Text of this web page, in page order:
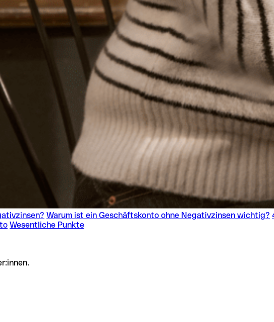
Warum ist ein Geschäftskonto ohne Negativzinsen wichtig?
Wesentliche Punkte